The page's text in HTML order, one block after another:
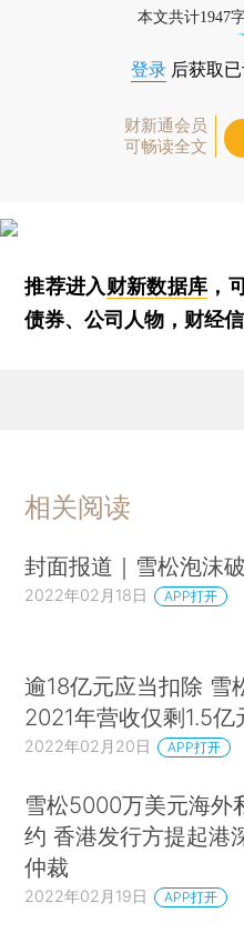
本文共计1947
登录 后获取
财新通会员
可畅读全文
推荐进入财新数据库 ，
债券、公司人物，财经信
相关阅读
封面报道｜雪松泡沫
2022年02月18日 APP打开
逾18亿元应当扣除 雪
2021年营收仅剩1.5亿
2022年02月20日 APP打开
雪松5000万美元海外
约 香港发行方提起港
仲裁
2022年02月19日 APP打开